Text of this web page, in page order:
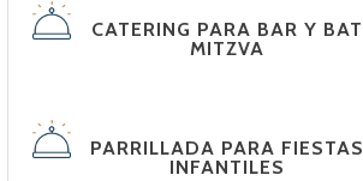
CATERING PARA BAR Y BAT
MITZVA
PARRILLADA PARA FIESTAS
INFANTILES